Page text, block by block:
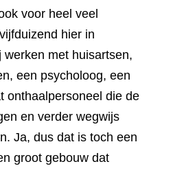
voor heel veel
hier in
werken met huisartsen,
een psycholoog, een
onthaalpersoneel die de
en verder wegwijs
Ja, dus dat is toch een
groot gebouw dat